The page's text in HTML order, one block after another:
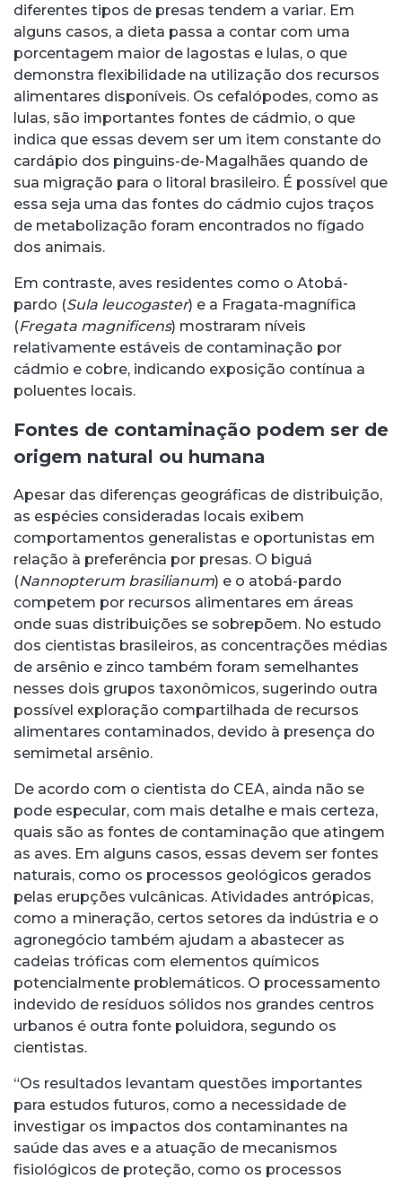
diferentes tipos de presas tendem a variar. Em
alguns casos, a dieta passa a contar com uma
porcentagem maior de lagostas e lulas, o que
demonstra flexibilidade na utilização dos recursos
alimentares disponíveis. Os cefalópodes, como as
lulas, são importantes fontes de cádmio, o que
indica que essas devem ser um item constante do
cardápio dos pinguins-de-Magalhães quando de
sua migração para o litoral brasileiro. É possível que
essa seja uma das fontes do cádmio cujos traços
de metabolização foram encontrados no fígado
dos animais.
Em contraste, aves residentes como o Atobá-
pardo (Sula leucogaster) e a Fragata-magnífica
(Fregata magnificens) mostraram níveis
relativamente estáveis de contaminação por
cádmio e cobre, indicando exposição contínua a
poluentes locais.
Fontes de contaminação podem ser de
origem natural ou humana
Apesar das diferenças geográficas de distribuição,
as espécies consideradas locais exibem
comportamentos generalistas e oportunistas em
relação à preferência por presas. O biguá
(Nannopterum brasilianum) e o atobá-pardo
competem por recursos alimentares em áreas
onde suas distribuições se sobrepõem. No estudo
dos cientistas brasileiros, as concentrações médias
de arsênio e zinco também foram semelhantes
nesses dois grupos taxonômicos, sugerindo outra
possível exploração compartilhada de recursos
alimentares contaminados, devido à presença do
semimetal arsênio.
De acordo com o cientista do CEA, ainda não se
pode especular, com mais detalhe e mais certeza,
quais são as fontes de contaminação que atingem
as aves. Em alguns casos, essas devem ser fontes
naturais, como os processos geológicos gerados
pelas erupções vulcânicas. Atividades antrópicas,
como a mineração, certos setores da indústria e o
agronegócio também ajudam a abastecer as
cadeias tróficas com elementos químicos
potencialmente problemáticos. O processamento
indevido de resíduos sólidos nos grandes centros
urbanos é outra fonte poluidora, segundo os
cientistas.
“Os resultados levantam questões importantes
para estudos futuros, como a necessidade de
investigar os impactos dos contaminantes na
saúde das aves e a atuação de mecanismos
fisiológicos de proteção, como os processos